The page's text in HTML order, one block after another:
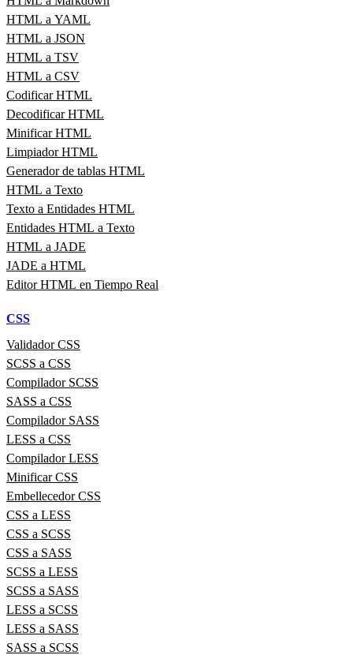
HTML a YAML
HTML a JSON
HTML a TSV
HTML a CSV
Codificar HTML
Decodificar HTML
Minificar HTML
Limpiador HTML
Generador de tablas HTML
HTML a Texto
Texto a Entidades HTML
Entidades HTML a Texto
HTML a JADE
JADE a HTML
Editor HTML en Tiempo Real
CSS
Validador CSS
SCSS a CSS
Compilador SCSS
SASS a CSS
Compilador SASS
LESS a CSS
Compilador LESS
Minificar CSS
Embellecedor CSS
CSS a LESS
CSS a SCSS
CSS a SASS
SCSS a LESS
SCSS a SASS
LESS a SCSS
LESS a SASS
SASS a SCSS